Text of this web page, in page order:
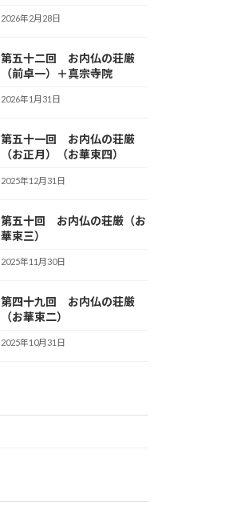
2026年2月28日
第五十二回 お内仏の荘厳
（前卓一）＋真宗寺院
2026年1月31日
第五十一回 お内仏の荘厳
（お正月）（お華束四）
2025年12月31日
第五十回 お内仏の荘厳（お
華束三）
2025年11月30日
第四十九回 お内仏の荘厳
（お華束二）
2025年10月31日